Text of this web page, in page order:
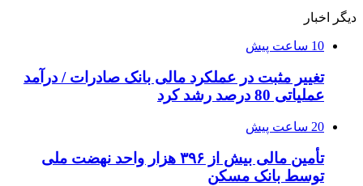
دیگر اخبار
10 ساعت پیش
تغییر مثبت در عملکرد مالی بانک صادرات / درآمد
عملیاتی 80 درصد رشد کرد
20 ساعت پیش
تأمین مالی بیش از ۳۹۶ هزار واحد نهضت ملی
توسط بانک مسکن